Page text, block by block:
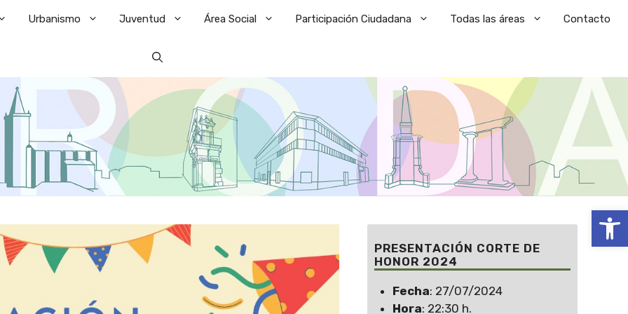
Abrir
Urbanismo Juventud Área Social Participación Ciudadana Todas las áreas Contacto
PRESENTACIÓN CORTE DE
HONOR 2024
Fecha: 27/07/2024
Hora: 22:30 h.